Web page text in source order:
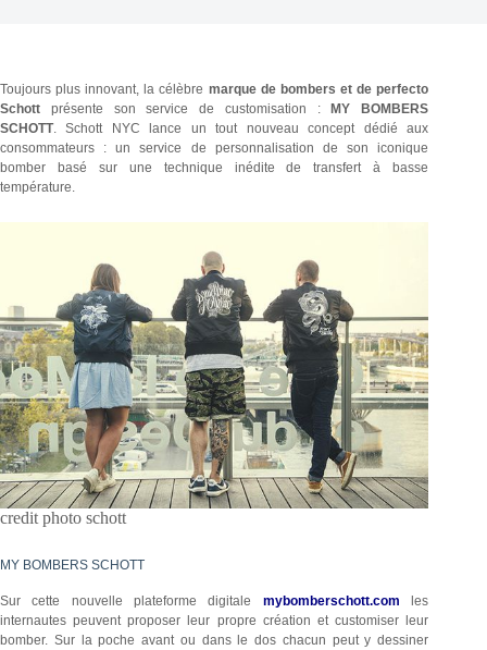
Toujours plus innovant, la célèbre marque de bombers et de perfecto
Schott présente son service de customisation :
MY BOMBERS
SCHOTT. Schott NYC lance un tout nouveau concept dédié aux
consommateurs : un service de personnalisation de son iconique
bomber basé sur une technique inédite de transfert à basse
température.
credit photo schott
MY BOMBERS SCHOTT
Sur cette nouvelle plateforme digitale mybomberschott.com les
internautes peuvent proposer leur propre création et customiser leur
bomber. Sur la poche avant ou dans le dos chacun peut y dessiner